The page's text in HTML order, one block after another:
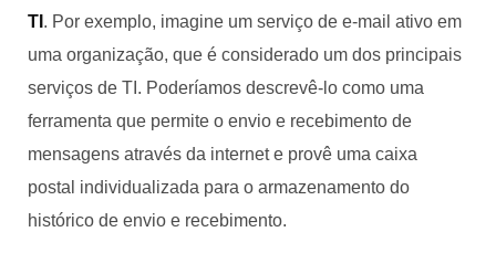
TI . Por exemplo, imagine um serviço de e-mail ativo em
uma organização, que é considerado um dos principais
serviços de TI. Poderíamos descrevê-lo como uma
ferramenta que permite o envio e recebimento de
mensagens através da internet e provê uma caixa
postal individualizada para o armazenamento do
histórico de envio e recebimento.